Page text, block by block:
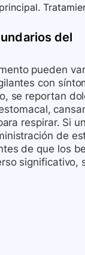
del
pueden
con
se reportan
respirar. Si
de
de que los